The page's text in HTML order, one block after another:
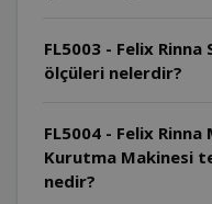
FL5003 - Felix
ölçüleri nelerdir?
FL5004 - Felix
Kurutma Makinesi
nedir?